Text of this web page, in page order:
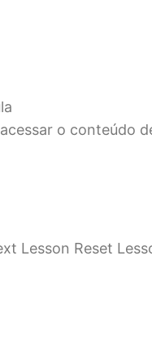
o conteúdo
Lesson Reset